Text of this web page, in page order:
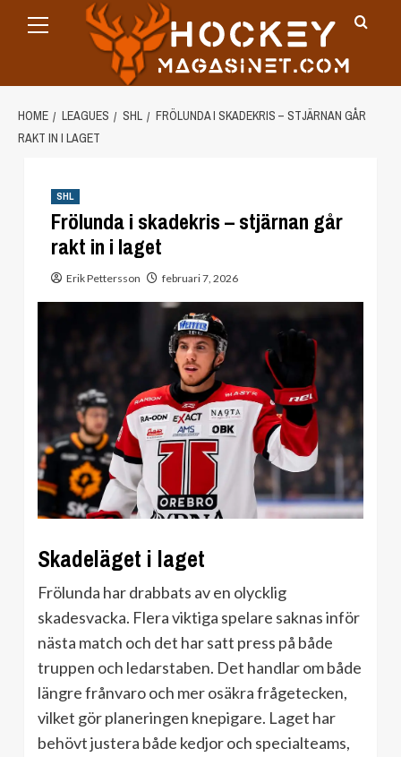
Menu
HOME LEAGUES SHL
FRÖLUNDA I SKADEKRIS – STJÄRNAN GÅR
RAKT IN I LAGET
SHL
Frölunda i skadekris – stjärnan går
rakt in i laget
Erik Pettersson februari 7, 2026
Skadeläget i laget
Frölunda har drabbats av en olycklig
skadesvacka. Flera viktiga spelare saknas inför
nästa match och det har satt press på både
truppen och ledarstaben. Det handlar om både
längre frånvaro och mer osäkra frågetecken,
vilket gör planeringen knepigare. Laget har
behövt justera både kedjor och specialteams,